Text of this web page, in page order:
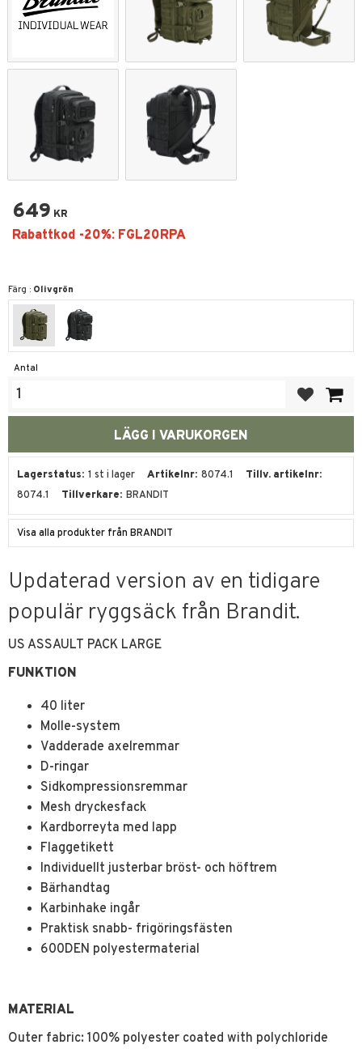
649 KR
Färg : Olivgrön
Antal
Lagerstatus 1 st i lager Artikelnr 8074.1
Tillv. artikelnr
8074.1
Tillverkare BRANDIT
Visa alla produkter från BRANDIT
Updaterad version av en tidigare
populär ryggsäck från Brandit.
US ASSAULT PACK LARGE
FUNKTION
40 liter
Molle-system
Vadderade axelremmar
D-ringar
Sidkompressionsremmar
Mesh dryckesfack
Kardborreyta med lapp
Flaggetikett
Individuellt justerbar bröst- och höftrem
Bärhandtag
Karbinhake ingår
Praktisk snabb- frigöringsfästen
600DEN polyestermaterial
MATERIAL
Outer fabric: 100% polyester coated with polychloride